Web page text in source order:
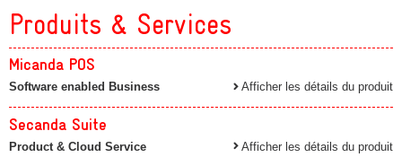
Produits & Services
Micanda POS
Software enabled Business Afficher les détails du produit
Secanda Suite
Product & Cloud Service Afficher les détails du produit